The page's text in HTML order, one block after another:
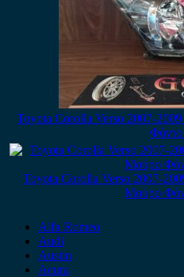
Toyota Corolla Verso 2007-
Toyota Corolla Verso 2007-
Μαύρο
Alfa Romeo
Audi
Austin
Acura